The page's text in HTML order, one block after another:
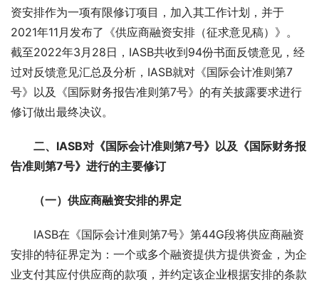
资安排作为一项有限修订项目，加入其工作计划，并于
2021年11月发布了《供应商融资安排（征求意见稿）》。
截至2022年3月28日，IASB共收到94份书面反馈意见，经
过对反馈意见汇总及分析，IASB就对《国际会计准则第7
号》以及《国际财务报告准则第7号》的有关披露要求进行
修订做出最终决议。
二、IASB对《国际会计准则第7号》以及《国际财务报
告准则第7号》进行的主要修订
（一）供应商融资安排的界定
IASB在《国际会计准则第7号》第44G段将供应商融资
安排的特征界定为：一个或多个融资提供方提供资金，为企
业支付其应付供应商的款项，并约定该企业根据安排的条款